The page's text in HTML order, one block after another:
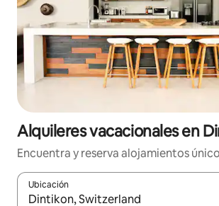
Alquileres vacacionales en
Encuentra y reserva alojamientos
Ubicación
Cuando los resultados estén